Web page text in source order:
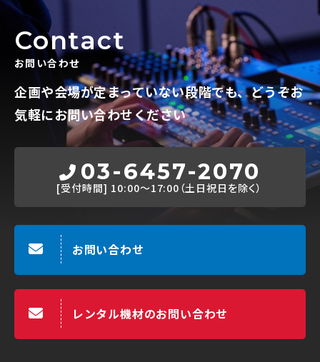
Contact
お問い合わせ
企画や会場が定まっていない段階でも、どうぞお
気軽にお問い合わせください
03-6457-2070
[受付時間] 10:00～17:00（土日祝日を除く）
お問い合わせ
レンタル機材のお問い合わせ